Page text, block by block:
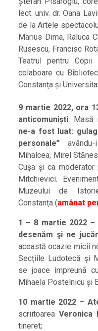
lect. univ. dr. Oana
de la Artele
Marius Dima, Raluca
Rusescu, Francisc
Teatrul pentru
colaboare cu
Constanța și
9 martie 2022, ora
anticomuniști: Masă
ne-a fost luat:
personale”
Mihalcea, Mirel
Cușa și ca moderator
Mitchievici.
Muzeului de
Constanța (amânat
1 – 8 martie 2022 –
desenăm şi ne
această ocazie micii
Secţiile Ludotecă şi
se joace impreună
Mihaela Postelnicu și
10 martie 2022 –
scriitoarea Veronica
tineret;